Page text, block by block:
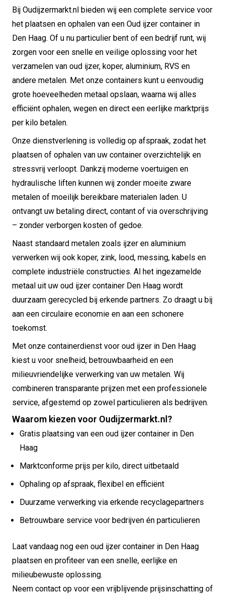
Bij Oudijzermarkt.nl bieden wij een complete service voor
het plaatsen en ophalen van een Oud ijzer container in
Den Haag. Of u nu particulier bent of een bedrijf runt, wij
zorgen voor een snelle en veilige oplossing voor het
verzamelen van oud ijzer, koper, aluminium, RVS en
andere metalen. Met onze containers kunt u eenvoudig
grote hoeveelheden metaal opslaan, waarna wij alles
efficiënt ophalen, wegen en direct een eerlijke marktprijs
per kilo betalen.
Onze dienstverlening is volledig op afspraak, zodat het
plaatsen of ophalen van uw container overzichtelijk en
stressvrij verloopt. Dankzij moderne voertuigen en
hydraulische liften kunnen wij zonder moeite zware
metalen of moeilijk bereikbare materialen laden. U
ontvangt uw betaling direct, contant of via overschrijving
– zonder verborgen kosten of gedoe.
Naast standaard metalen zoals ijzer en aluminium
verwerken wij ook koper, zink, lood, messing, kabels en
complete industriële constructies. Al het ingezamelde
metaal uit uw oud ijzer container Den Haag wordt
duurzaam gerecycled bij erkende partners. Zo draagt u bij
aan een circulaire economie en aan een schonere
toekomst.
Met onze containerdienst voor oud ijzer in Den Haag
kiest u voor snelheid, betrouwbaarheid en een
milieuvriendelijke verwerking van uw metalen. Wij
combineren transparante prijzen met een professionele
service, afgestemd op zowel particulieren als bedrijven.
Waarom kiezen voor Oudijzermarkt.nl?
Gratis plaatsing van een oud ijzer container in Den
Haag
Marktconforme prijs per kilo, direct uitbetaald
Ophaling op afspraak, flexibel en efficiënt
Duurzame verwerking via erkende recyclagepartners
Betrouwbare service voor bedrijven én particulieren
Laat vandaag nog een oud ijzer container in Den Haag
plaatsen en profiteer van een snelle, eerlijke en
milieubewuste oplossing.
Neem contact op voor een vrijblijvende prijsinschatting of